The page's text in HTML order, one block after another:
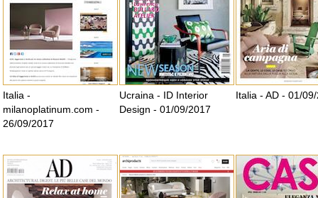
Italia -
milanoplatinum.com -
26/09/2017
Ucraina - ID Interior
Design - 01/09/2017
Italia - AD - 01/